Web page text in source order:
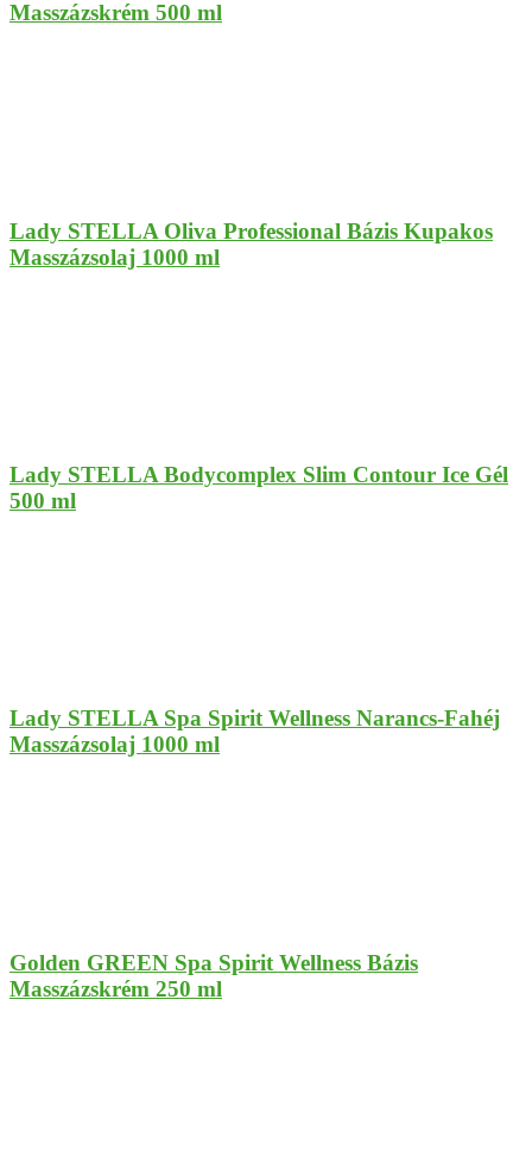
Masszázskrém 500 ml
Lady STELLA Oliva Professional Bázis Kupakos
Masszázsolaj 1000 ml
Lady STELLA Bodycomplex Slim Contour Ice Gél
500 ml
Lady STELLA Spa Spirit Wellness Narancs-Fahéj
Masszázsolaj 1000 ml
Golden GREEN Spa Spirit Wellness Bázis
Masszázskrém 250 ml